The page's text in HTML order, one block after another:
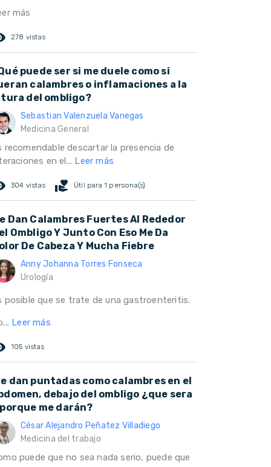
más
278 vistas
puede ser si me duele como si
calambres o inflamaciones a la
del ombligo?
Sebastian Valenzuela Vanegas
Medicina General
recomendable descartar la presencia de
en el... Leer más
304 vistas volunteer_activism Útil para 1 persona(s)
Dan Calambres Fuertes Al Rededor
Ombligo Y Junto Con Eso Me Da
De Cabeza Y Mucha Fiebre
Anny Johanna Torres Fonseca
Urología
posible que se trate de una gastroenteritis.
Leer más
105 vistas
dan puntadas como calambres en el
debajo del ombligo ¿que sera
me darán?
César Alejandro Peñatez Villadiego
Medicina del trabajo
puede que no sea nada serio, puede que